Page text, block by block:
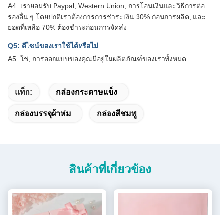
A4: เรายอมรับ Paypal, Western Union, การโอนเงินและวิธีการต่อ
รองอื่น ๆ โดยปกติเราต้องการการชําระเงิน 30% ก่อนการผลิต, และ
ยอดที่เหลือ 70% ต้องชําระก่อนการจัดส่ง
Q5: ดีไซน์ของเราใช้ได้หรือไม่
A5: ใช่, การออกแบบของคุณมีอยู่ในผลิตภัณฑ์ของเราทั้งหมด.
แท็ก: กล่องกระดาษแข็ง
กล่องบรรจุผ้าห่ม กล่องสีชมพู
สินค้าที่เกี่ยวข้อง